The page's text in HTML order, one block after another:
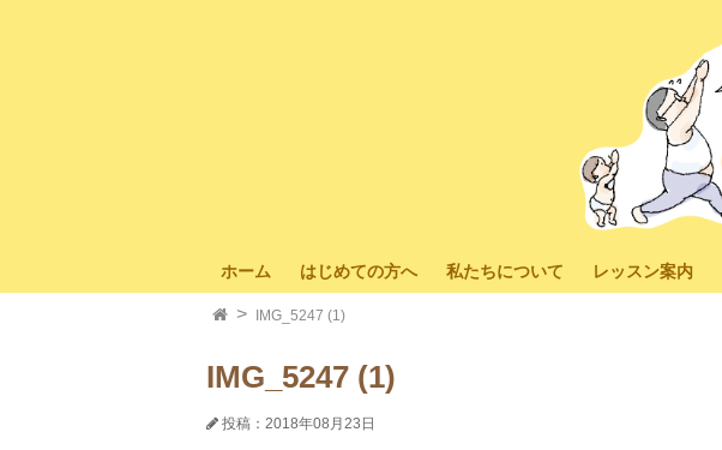
ホーム はじめての方へ 私たちについて レッスン案内
IMG_5247 (1)
IMG_5247 (1)
投稿：2018年08月23日